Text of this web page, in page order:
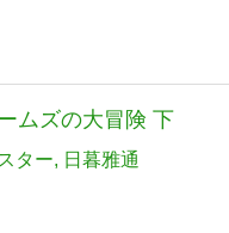
ムズの大冒険 下
ター 日暮雅通